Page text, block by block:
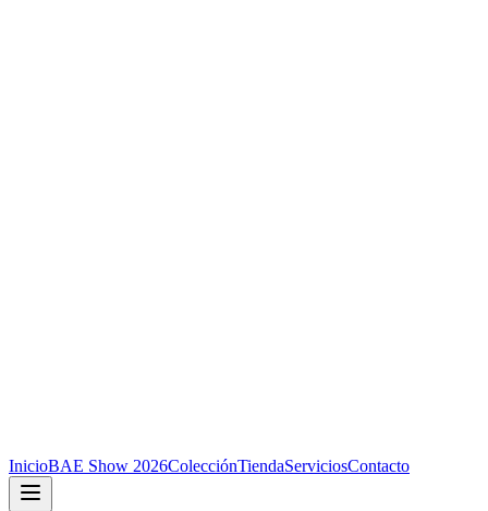
InicioBAE Show 2026ColecciónTiendaServiciosContacto